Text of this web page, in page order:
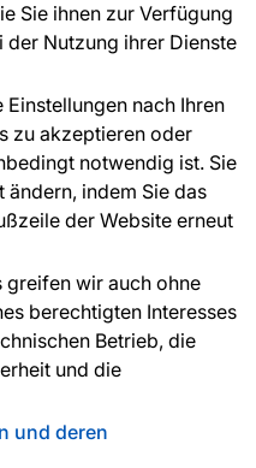
Sie ihnen zur Verfügung
Nutzung ihrer Dienste
nach Ihren
zu akzeptieren oder
notwendig ist. Sie
ändern, indem Sie das
der Website erneut
greifen wir auch ohne
berechtigten Interesses
Betrieb, die
und die
und deren
gerne weiter